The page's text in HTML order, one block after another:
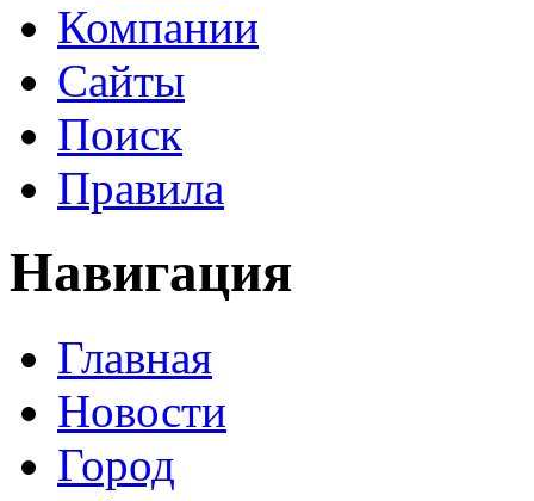
Компании
Сайты
Поиск
Правила
Навигация
Главная
Новости
Город